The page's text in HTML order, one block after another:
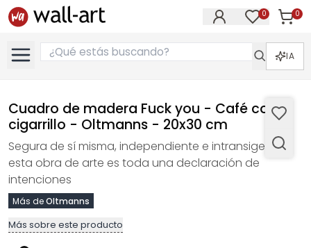
0 0
IA
Cuadro de madera Fuck you - Café con
cigarrillo - Oltmanns - 20x30 cm
Segura de sí misma, independiente e intransigente,
esta obra de arte es toda una declaración de
intenciones
Más deOltmanns
Más sobre este producto